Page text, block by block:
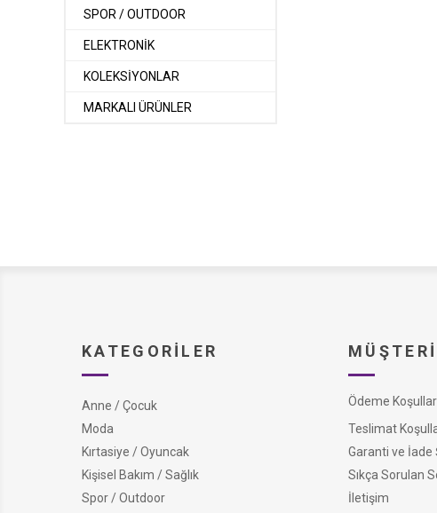
SPOR / OUTDOOR
ELEKTRONİK
KOLEKSİYONLAR
MARKALI ÜRÜNLER
KATEGORILER
Anne / Çocuk
Moda
Kırtasiye / Oyuncak
Kişisel Bakım / Sağlık
Spor / Outdoor
Ödeme
Teslimat
Garanti ve İade
Sıkça Sorulan
İletişim